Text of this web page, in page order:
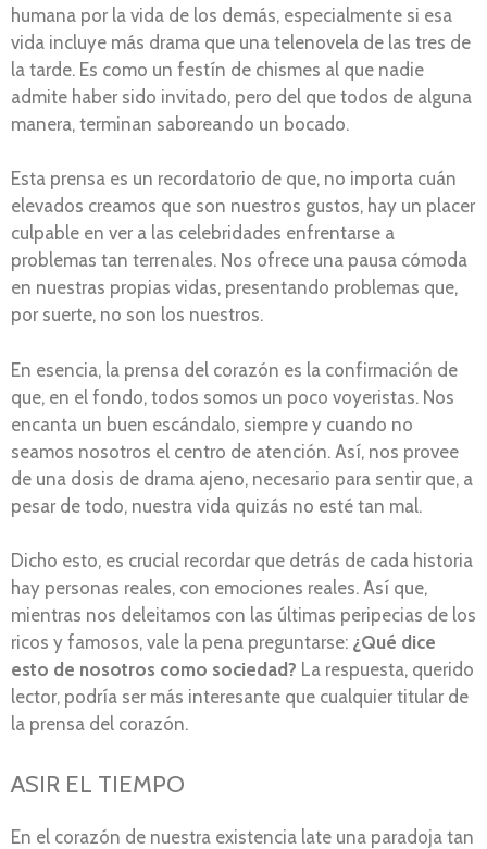
humana por la vida de los demás, especialmente si esa
vida incluye más drama que una telenovela de las tres de
la tarde. Es como un festín de chismes al que nadie
admite haber sido invitado, pero del que todos de alguna
manera, terminan saboreando un bocado.
Esta prensa es un recordatorio de que, no importa cuán
elevados creamos que son nuestros gustos, hay un placer
culpable en ver a las celebridades enfrentarse a
problemas tan terrenales. Nos ofrece una pausa cómoda
en nuestras propias vidas, presentando problemas que,
por suerte, no son los nuestros.
En esencia, la prensa del corazón es la confirmación de
que, en el fondo, todos somos un poco voyeristas. Nos
encanta un buen escándalo, siempre y cuando no
seamos nosotros el centro de atención. Así, nos provee
de una dosis de drama ajeno, necesario para sentir que, a
pesar de todo, nuestra vida quizás no esté tan mal.
Dicho esto, es crucial recordar que detrás de cada historia
hay personas reales, con emociones reales. Así que,
mientras nos deleitamos con las últimas peripecias de los
ricos y famosos, vale la pena preguntarse: ¿Qué dice
esto de nosotros como sociedad? La respuesta, querido
lector, podría ser más interesante que cualquier titular de
la prensa del corazón.
ASIR EL TIEMPO
En el corazón de nuestra existencia late una paradoja tan